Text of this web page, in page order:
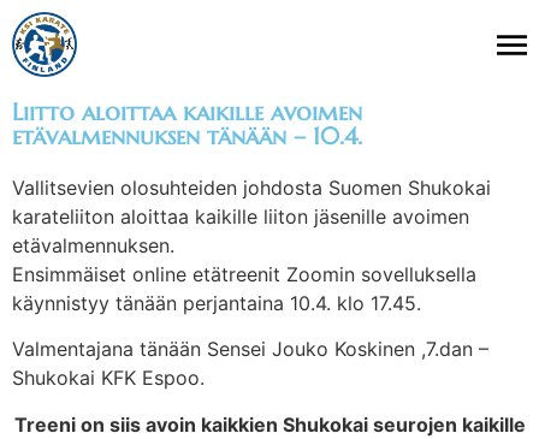
Liitto aloittaa kaikille avoimen
etävalmennuksen tänään – 10.4.
Vallitsevien olosuhteiden johdosta Suomen Shukokai
karateliiton aloittaa kaikille liiton jäsenille avoimen
etävalmennuksen.
Ensimmäiset online etätreenit Zoomin sovelluksella
käynnistyy tänään perjantaina 10.4. klo 17.45.
Valmentajana tänään Sensei Jouko Koskinen ,7.dan –
Shukokai KFK Espoo.
Treeni on siis avoin kaikkien Shukokai seurojen kaikille